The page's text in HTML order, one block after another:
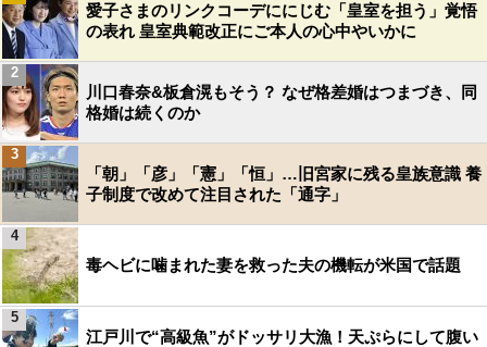
愛子さまのリンクコーデににじむ「皇室を担う」覚悟
の表れ 皇室典範改正にご本人の心中やいかに
川口春奈&板倉滉もそう？ なぜ格差婚はつまづき、同
格婚は続くのか
2
「朝」「彦」「憲」「恒」…旧宮家に残る皇族意識 養
子制度で改めて注目された「通字」
3
毒ヘビに噛まれた妻を救った夫の機転が米国で話題
4
江戸川で“高級魚”がドッサリ大漁！天ぷらにして腹い
5